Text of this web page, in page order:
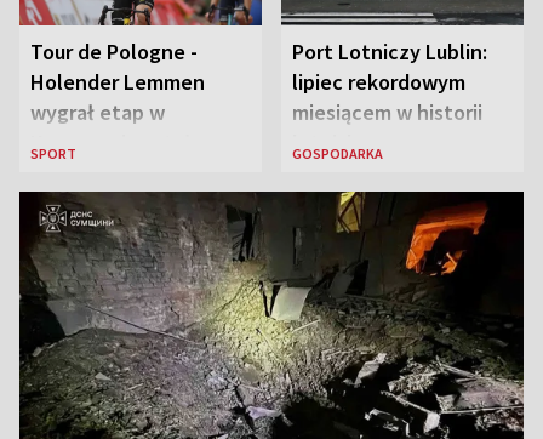
Tour de Pologne -
Holender Lemmen
wygrał etap w
Karpaczu i został
SPORT
Port Lotniczy Lublin:
lipiec rekordowym
miesiącem w historii
lotniska
GOSPODARKA